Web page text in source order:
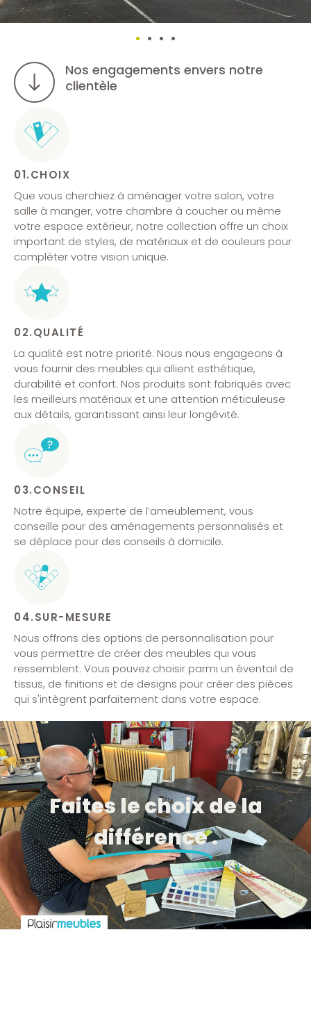
Nos engagements envers notre
clientèle
01.CHOIX
Que vous cherchiez à aménager votre salon, votre
salle à manger, votre chambre à coucher ou même
votre espace extérieur, notre collection offre un choix
important de styles, de matériaux et de couleurs pour
compléter votre vision unique.
02.QUALITÉ
La qualité est notre priorité. Nous nous engageons à
vous fournir des meubles qui allient esthétique,
durabilité et confort. Nos produits sont fabriqués avec
les meilleurs matériaux et une attention méticuleuse
aux détails, garantissant ainsi leur longévité.
03.CONSEIL
Notre équipe, experte de l’ameublement, vous
conseille pour des aménagements personnalisés et
se déplace pour des conseils à domicile.
04.SUR-MESURE
Nous offrons des options de personnalisation pour
vous permettre de créer des meubles qui vous
ressemblent. Vous pouvez choisir parmi un éventail de
tissus, de finitions et de designs pour créer des pièces
qui s'intègrent parfaitement dans votre espace.
Faites le choix de la
différence.